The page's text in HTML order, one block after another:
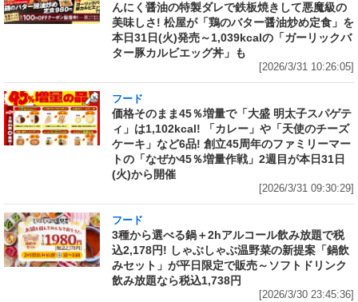
んにく醤油の特製ダレで鉄板焼きして悪魔級の
美味しさ! 松屋が「鶏のバター醤油炒め定食」を
本日31日(火)発売～1,039kcalの「ガーリックバ
ター豚カルビエッグ丼」も
[2026/3/31 10:26:05]
フード
価格そのまま45％増量で「大盛 明太子スパゲテ
ィ」は1,102kcal! 「カレー」や「天使のチーズ
ケーキ」など6品! 創立45周年のファミリーマー
トの「なぜか45％増量作戦」2週目が本日31日
(火)から開催
[2026/3/31 09:30:29]
フード
3種から選べる鍋＋2hアルコール飲み放題で税
込2,178円! しゃぶしゃぶ温野菜の新提案「鍋飲
みセット」が平日限定で販売～ソフトドリンク
飲み放題なら税込1,738円
[2026/3/30 23:45:36]